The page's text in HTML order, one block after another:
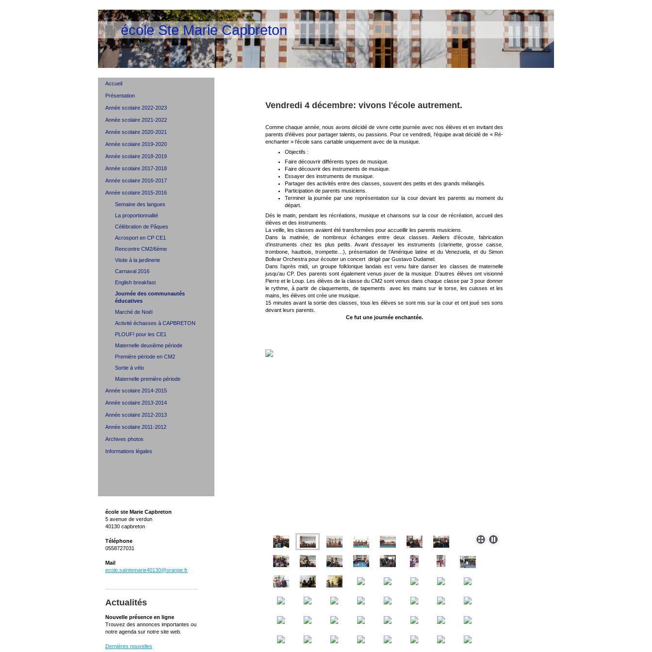
école Ste Marie Capbreton
Vendredi 4 décembre: vivons l'école autrement.
Comme chaque année, nous avons décidé de vivre cette journée avec nos élèves et en invitant des
parents d’élèves pour partager talents, ou passions. Pour ce vendredi, l’équipe avait décidé de « Ré-
enchanter » l’école sans cartable uniquement avec de la musique.
Objectifs :
Faire découvrir différents types de musique.
Faire découvrir des instruments de musique.
Essayer des instruments de musique.
Partager des activités entre des classes, souvent des petits et des grands mélangés.
Participation de parents musiciens.
Terminer la journée par une représentation sur la cour devant les parents au moment du
départ.
Dés le matin, pendant les récréations, musique et chansons sur la cour de récréation, accueil des
élèves et des instruments.
La veille, les classes avaient été transformées pour accueillir les parents musiciens.
Dans la matinée, de nombreux échanges entre deux classes. Ateliers d’écoute, fabrication
d’instruments chez les plus petits. Avant d’essayer les instruments (clarinette, grosse caisse,
trombone, hautbois, trompette…), présentation de l’Amérique latine et du Venezuela, et du Simon
Bolivar Orchestra pour écouter un concert dirigé par Gustavo Dudamel.
Dans l’après midi, un groupe folklorique landais est venu faire danser les classes de maternelle
jusqu’au CP. Des parents sont également venus jouer de la musique. D’autres élèves ont visionné
Pierre et le Loup. Les élèves de la classe du CM2 sont venus dans chaque classe par 3 pour donner
le rythme, à partir de claquements, de tapements avec les mains sur le torse, les cuisses et les
mains, les élèves ont crée une musique.
15 minutes avant la sortie des classes, tous les élèves se sont mis sur la cour et ont joué ses sons
devant leurs parents.
Ce fut une journée enchantée.
Accueil
Présentation
Année scolaire 2022-2023
Année scolaire 2021-2022
Année scolaire 2020-2021
Année scolaire 2019-2020
Année scolaire 2018-2019
Année scolaire 2017-2018
Année scolaire 2016-2017
Année scolaire 2015-2016
Semaine des langues
La proportionnalité
Célèbration de Pâques
Acrosport en CP CE1
Rencontre CM2/6ème
Visite à la jardinerie
Carnaval 2016
English breakfast
Journée des communautés
éducatives
Marché de Noël
Activité échasses à CAPBRETON
PLOUF! pour les CE1
Maternelle deuxième période
Première période en CM2
Sortie à vélo
Maternelle première période
Année scolaire 2014-2015
Année scolaire 2013-2014
Année scolaire 2012-2013
Année scolaire 2011-2012
Archives photos
Informations légales
école ste Marie Capbreton
5 avenue de verdun
40130 capbreton
Téléphone
0558727031
Mail
ecole.saintemarie40130@orange.fr
Actualités
Nouvelle présence en ligne
Trouvez des annonces importantes ou
notre agenda sur notre site web.
Dernières nouvelles